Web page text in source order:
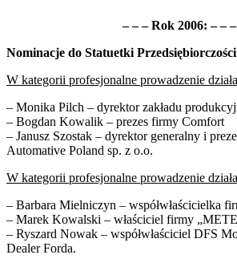
– – – Rok 2006: – – –
Nominacje do Statuetki
W kategorii profesjonalne prowadzenie
– Monika Pilch – dyrektor zakładu
– Bogdan Kowalik – prezes firmy Comfort
– Janusz Szostak – dyrektor generalny i
Automative Poland sp. z o.o.
W kategorii profesjonalne prowadzenie
– Barbara Mielniczyn – współwłaścicielka
– Marek Kowalski – właściciel firmy
– Ryszard Nowak – współwłaściciel DFS
Dealer Forda.